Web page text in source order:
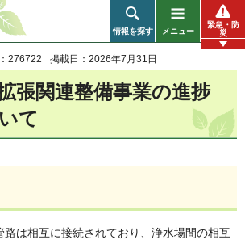
情報を探す メニュー
緊急・防
災
276722 掲載日：2026年7月31日
張関連整備事業の進捗
て
路は相互に接続されており、浄水場間の相互